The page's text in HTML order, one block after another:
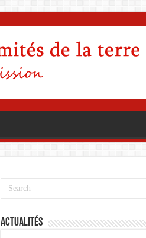
Actualités